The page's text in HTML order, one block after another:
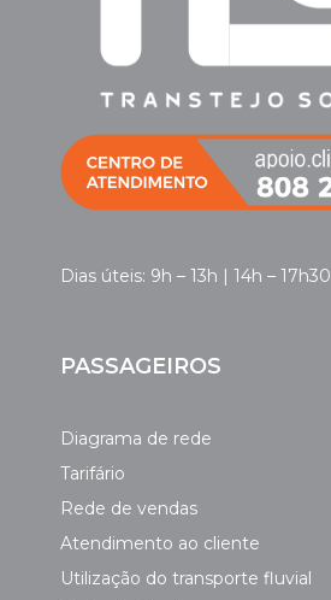
Dias úteis: 9h – 13h | 14h – 17h30
PASSAGEIROS
Diagrama de rede
Tarifário
Rede de vendas
Atendimento ao cliente
Utilização do transporte fluvial